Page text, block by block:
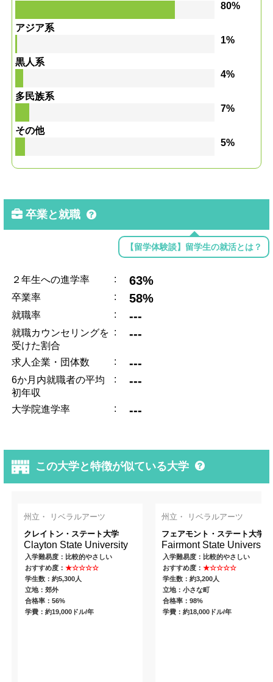
80%
アジア系
1%
黒人系
4%
多民族系
7%
その他
5%
卒業と就職
【留学体験談】留学生の就活とは？
２年生への進学率 : 63%
卒業率 : 58%
就職率 : ---
就職カウンセリングを
受けた割合
: ---
求人企業・団体数 : ---
6か月内就職者の平均
初年収
: ---
大学院進学率 : ---
この大学と特徴が似ている大学
州立・ リベラルアーツ
クレイトン・ステート大学
Clayton State University
入学難易度：比較的やさしい
おすすめ度：★☆☆☆☆
学生数：約5,300人
立地：郊外
合格率：56%
学費：約19,000ドル/年
州立・ リベラルアーツ
フェアモント・ステート大学
Fairmont State University
入学難易度：比較的やさしい
おすすめ度： ★☆☆☆☆
学生数：約3,200人
立地：小さな町
合格率：98%
学費：約18,000ドル/年